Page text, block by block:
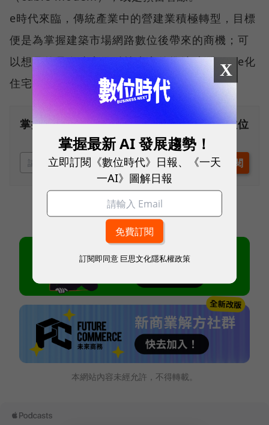
e時代來臨，傳統產業中的營建業積極轉型，目標
便是為掌握建築市場網路數位後帶來的商機；可
以想見的是在建商及科技廠商的推波助瀾下，e化
住宅將成為新時代的基本配備。
掌握最新AI、半導體、數位趨勢！訂閱《數位
時代》日報及社群活動訊息
本網站內容未經允許，不得轉載。
X
掌握最新 AI 發展趨勢！
立即訂閱《數位時代》日報、《一天
一AI》圖解日報
訂閱即同意 巨思文化隱私權政策